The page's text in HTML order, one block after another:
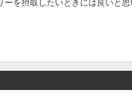
を摂取したいときには良いと